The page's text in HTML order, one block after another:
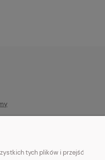
tych plików i przejść